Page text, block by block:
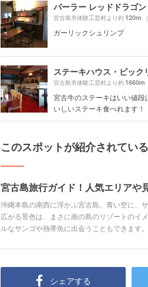
パーラー レッドドラゴン
宮古島市体験工芸村より約120m
ガーリックシュリンプ
ステーキハウス・ビック
宮古島市体験工芸村より約1660m
宮古牛のステーキはいい値段
いしいステーキ食べれます！
このスポットが紹介されてい
宮古島旅行ガイド！人気エリアや
沖縄本島の南西に浮かぶ宮古島。青い空に、
広がる景色は、まさに南の島のリゾートのイ
ルなサンゴや熱帯魚に出会うこともできます
体もリフレッシュできるでしょう。 今回は
シェアする